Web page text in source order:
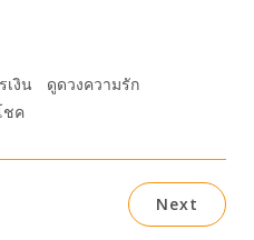
เงิน
ดูดวงความรัก
ชค
Next